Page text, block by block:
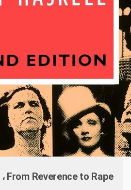
From Reverence to Rape ، زنان و هالیوود